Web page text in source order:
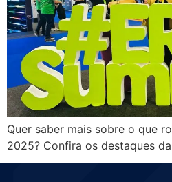
Quer saber mais sobre o que
2025? Confira os destaques